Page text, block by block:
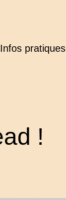
Infos pratiques
!